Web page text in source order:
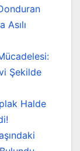
Asılı
Şekilde
Halde